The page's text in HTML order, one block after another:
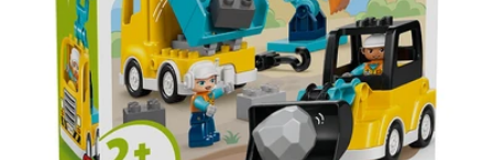
Cari thomas
Cari lego